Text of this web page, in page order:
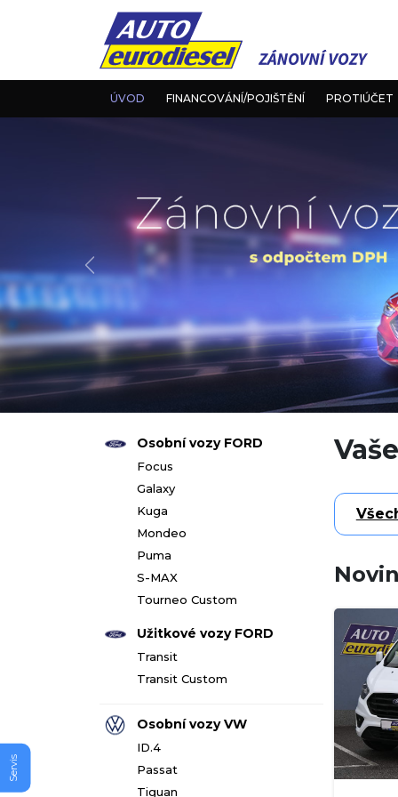
ÚVOD FINANCOVÁNÍ/POJIŠTĚNÍ PROTIÚČET
Předchozí
Osobní vozy FORD
Focus
Galaxy
Kuga
Mondeo
Puma
S-MAX
Tourneo Custom
Užitkové vozy FORD
Transit
Transit Custom
Osobní vozy VW
ID.4
Passat
Tiguan
Servis